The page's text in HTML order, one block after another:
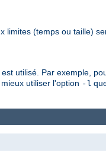
limites (temps ou taille)
utilisé. Par exemple,
utiliser l'option -l